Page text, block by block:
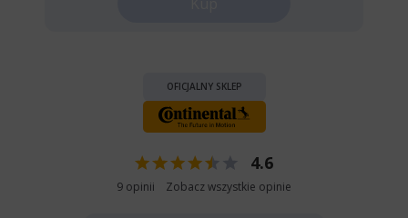
OFICJALNY SKLEP
4.6
9 opinii Zobacz wszystkie opinie